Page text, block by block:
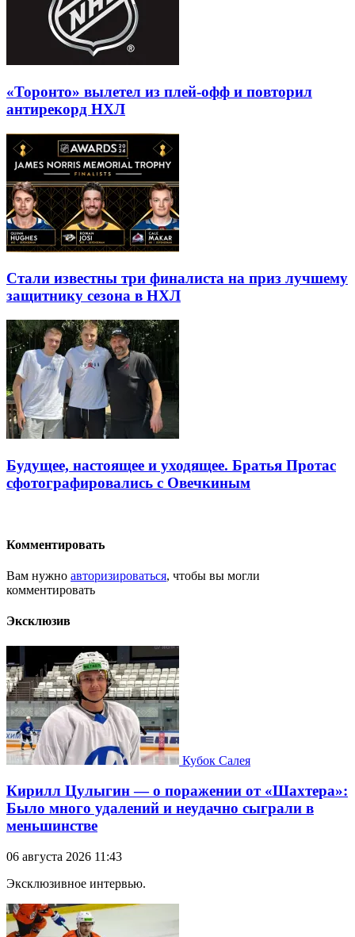
«Торонто» вылетел из плей-офф и повторил
антирекорд НХЛ
Стали известны три финалиста на приз лучшему
защитнику сезона в НХЛ
Будущее, настоящее и уходящее. Братья Протас
сфотографировались с Овечкиным
Комментировать
Вам нужно авторизироваться, чтобы вы могли
комментировать
Эксклюзив
Кубок Салея
Кирилл Цулыгин — о поражении от «Шахтера»:
Было много удалений и неудачно сыграли в
меньшинстве
06 августа 2026 11:43
Эксклюзивное интервью.